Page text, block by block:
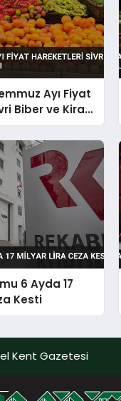
Ayı Fiyat
Biber ve Kiraz
6 Ayda 17
Kesti
Kent Gazetesi